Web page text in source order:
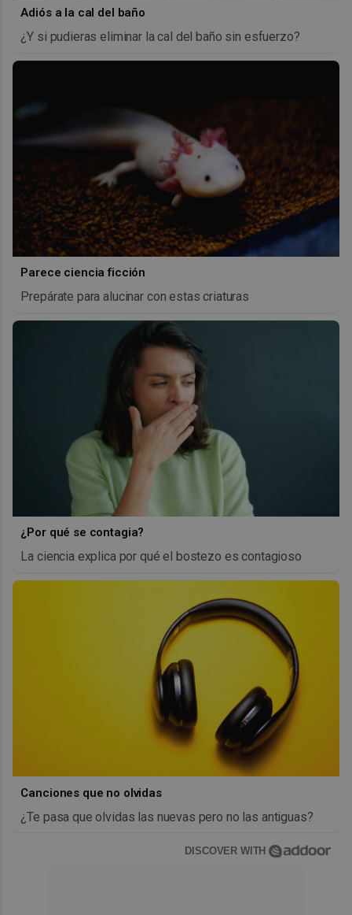
Adiós a la cal del baño
¿Y si pudieras eliminar la cal del baño sin esfuerzo?
Parece ciencia ficción
Prepárate para alucinar con estas criaturas
¿Por qué se contagia?
La ciencia explica por qué el bostezo es contagioso
Canciones que no olvidas
¿Te pasa que olvidas las nuevas pero no las antiguas?
DISCOVER WITH